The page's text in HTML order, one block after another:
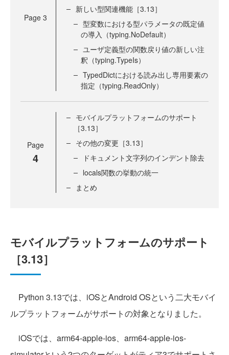
Page 3
新しい型関連機能［3.13］
型変数における型パラメータの既定値
の導入（typing.NoDefault）
ユーザ定義型の関数戻り値の新しい注
釈（typing.TypeIs）
TypedDictにおける読み出し専用要素の
指定（typing.ReadOnly）
Page
4
モバイルプラットフォームのサポート
［3.13］
その他の変更［3.13］
ドキュメント文字列のインデント除去
locals関数の挙動の統一
まとめ
モバイルプラットフォームのサポート
［3.13］
Python 3.13では、iOSとAndroid OSという二大モバイ
ルプラットフォームがサポートの対象となりました。
iOSでは、arm64-apple-ios、arm64-apple-ios-